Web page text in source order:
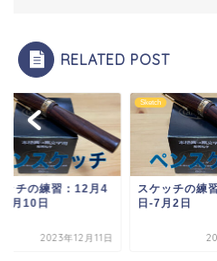
RELATED POST
ッチの練習/6月26
月2日
2023年7月3日
Sketch
スケッチの練
10日-10月16日